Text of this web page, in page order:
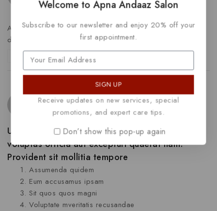
Autem suscipit qui animi aspernatur. Voluptatem velit
dolorem quo vel
Prof. Marie Legros says:
February 14, 2023 at 11:22 am
Ut repellat suscipit quam officiis. Dolores quia
voluptas officia aut excepturi quaerat nam.
Provident sit mollitia tempore
Assumenda quidem
Eum accusamus ipsam
Sit quos quos magni
Voluptate mveritatis recusandae
Welcome to Apna Andaaz Salon
Subscribe to our newsletter and enjoy 20% off your
first appointment.
SIGN UP
Receive updates on new services, special
promotions, and expert care tips.
Don’t show this pop-up again